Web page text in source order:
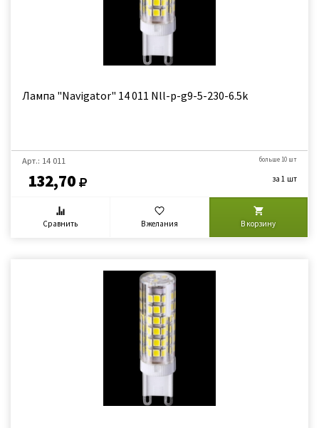
Лампа "Navigator" 14 011 Nll-p-g9-5-230-6.5k
Арт.: 14 011
132,70
больше 10 шт
за 1 шт
Сравнить В желания В корзину